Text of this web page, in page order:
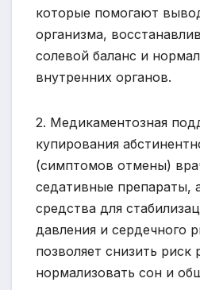
которые помогают
организма,
солевой баланс и
внутренних органов.
2. Медикаментозная
купирования
(симптомов отмены)
седативные препараты,
средства для
давления и сердечного
позволяет снизить риск
нормализовать сон и